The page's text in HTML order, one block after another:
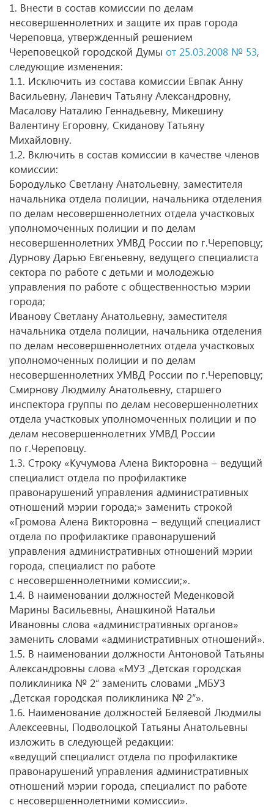
1. Внести в состав комиссии по делам
несовершеннолетних и защите их прав города
Череповца, утвержденный решением
Череповецкой городской Думы от 25.03.2008 № 53,
следующие изменения:
1.1. Исключить из состава комиссии Евпак Анну
Васильевну, Ланевич Татьяну Александровну,
Масалову Наталию Геннадьевну, Микешину
Валентину Егоровну, Скиданову Татьяну
Михайловну.
1.2. Включить в состав комиссии в качестве членов
комиссии:
Бородулько Светлану Анатольевну, заместителя
начальника отдела полиции, начальника отделения
по делам несовершеннолетних отдела участковых
уполномоченных полиции и по делам
несовершеннолетних УМВД России по г.Череповцу;
Дурнову Дарью Евгеньевну, ведущего специалиста
сектора по работе с детьми и молодежью
управления по работе с общественностью мэрии
города;
Иванову Светлану Анатольевну, заместителя
начальника отдела полиции, начальника отделения
по делам несовершеннолетних отдела участковых
уполномоченных полиции и по делам
несовершеннолетних УМВД России по г.Череповцу;
Смирнову Людмилу Анатольевну, старшего
инспектора группы по делам несовершеннолетних
отдела участковых уполномоченных полиции и по
делам несовершеннолетних УМВД России
по г.Череповцу.
1.3. Строку «Кучумова Алена Викторовна – ведущий
специалист отдела по профилактике
правонарушений управления административных
отношений мэрии города;» заменить строкой
«Громова Алена Викторовна – ведущий специалист
отдела по профилактике правонарушений
управления административных отношений мэрии
города, специалист по работе
с несовершеннолетними комиссии;».
1.4. В наименовании должностей Меденковой
Марины Васильевны, Анашкиной Натальи
Ивановны слова «административных органов»
заменить словами «административных отношений».
1.5. В наименовании должности Антоновой Татьяны
Александровны слова «МУЗ „Детская городская
поликлиника № 2“ заменить словами „МБУЗ
„Детская городская поликлиника № 2“».
1.6. Наименование должностей Беляевой Людмилы
Алексеевны, Подволоцкой Татьяны Анатольевны
изложить в следующей редакции:
«ведущий специалист отдела по профилактике
правонарушений управления административных
отношений мэрии города, специалист по работе
с несовершеннолетними комиссии».